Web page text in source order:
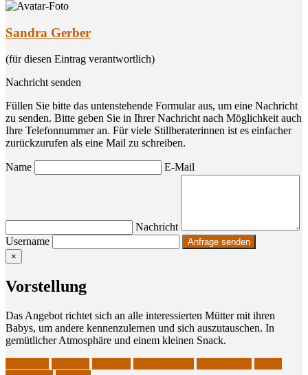
Sandra Gerber
(für diesen Eintrag verantwortlich)
Nachricht senden
Füllen Sie bitte das untenstehende Formular aus, um eine Nachricht
zu senden. Bitte geben Sie in Ihrer Nachricht nach Möglichkeit auch
Ihre Telefonnummer an. Für viele Stillberaterinnen ist es einfacher
zurückzurufen als eine Mail zu schreiben.
Name E-Mail
Nachricht
Username
×
Vor­stel­lung
Das Ange­bot rich­tet sich an alle inter­es­sier­ten Müt­ter mit ihren
Babys, um ande­re ken­nen­zu­ler­nen und sich aus­zu­tau­schen. In
gemüt­li­cher Atmo­sphä­re und einem klei­nen Snack.